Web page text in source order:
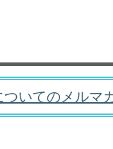
いてのメルマ